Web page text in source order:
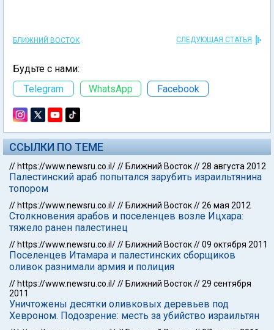
БЛИЖНИЙ ВОСТОК СЛЕДУЮЩАЯ СТАТЬЯ
Будьте с нами:
Telegram
WhatsApp Facebook
ССЫЛКИ ПО ТЕМЕ
// https://www.newsru.co.il/// Ближний Восток//28 августа 2012
Палестинский араб попытался зарубить израильтянина
топором
// https://www.newsru.co.il/// Ближний Восток//26 мая 2012
Столкновения арабов и поселенцев возле Ицхара:
тяжело ранен палестинец
// https://www.newsru.co.il/// Ближний Восток//09 октября 2011
Поселенцев Итамара и палестинских сборщиков
оливок разнимали армия и полиция
// https://www.newsru.co.il/// Ближний Восток//29 сентября
2011
Уничтожены десятки оливковых деревьев под
Хевроном. Подозрение: месть за убийство израильтян